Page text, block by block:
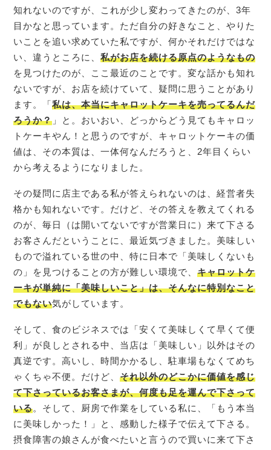
知れないのですが、これが少し変わってきたのが、3年
目かなと思っています。ただ自分の好きなこと、やりた
いことを追い求めていた私ですが、何かそれだけではな
い、違うところに、私がお店を続ける原点のようなもの
を見つけたのが、ここ最近のことです。変な話かも知れ
ないですが、お店を続けていて、疑問に思うことがあり
ます。「私は、本当にキャロットケーキを売ってるんだ
ろうか？ 」と。おいおい、どっからどう見てもキャロッ
トケーキやん！と思うのですが、キャロットケーキの価
値は、その本質は、一体何なんだろうと、2年目くらい
から考えるようになりました。
その疑問に店主である私が答えられないのは、経営者失
格かも知れないです。だけど、その答えを教えてくれる
のが、毎日（は開いてないですが営業日に）来て下さる
お客さんだということに、最近気づきました。美味しい
もので溢れている世の中、特に日本で「美味しくないも
の」を見つけることの方が難しい環境で、キャロットケ
ーキが単純に「美味しいこと」は、そんなに特別なこと
でもない気がしています。
そして、食のビジネスでは「安くて美味しくて早くて便
利」が良しとされる中、当店は「美味しい」以外はその
真逆です。高いし、時間かかるし、駐車場もなくてめち
ゃくちゃ不便。だけど、それ以外のどこかに価値を感じ
て下さっているお客さまが、何度も足を運んで下さって
いる。そして、厨房で作業をしている私に、「もう本当
に美味しかった！」と、感動した様子で伝えて下さる。
摂食障害の娘さんが食べたいと言うので買いに来て下さ